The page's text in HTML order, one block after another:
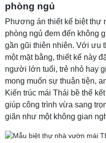
phòng ngủ
Phương án thiết kế biệt thự
phòng ngủ đem đến không
gần gũi thiên nhiên. Với ưu
một mặt bằng, thiết kế này
người lớn tuổi, trẻ nhỏ hay
mong muốn sự thuận tiện,
Kiến trúc mái Thái bề thế
giúp công trình vừa sang
giãn như một không gian